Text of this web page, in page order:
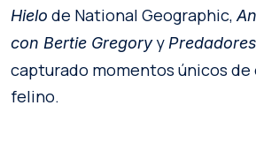
Hielo de National Geographic,
con Bertie Gregoryy Predadores
capturado momentos únicos de
felino.